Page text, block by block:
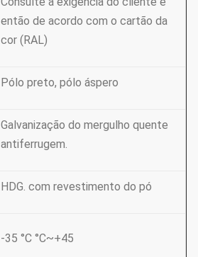
então de acordo com o cartão da
cor (RAL)
Pólo preto, pólo áspero
Galvanização do mergulho quente
antiferrugem.
HDG. com revestimento do pó
-35 °C °C~+45